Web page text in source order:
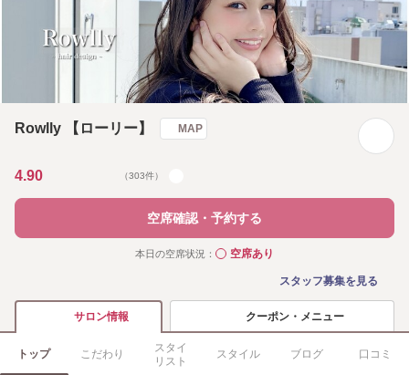
Rowlly 【ローリー】 MAP
4.90 （303件）
空席確認・予約する
本日の空席状況： ◯空席あり
スタッフ募集を見る
サロン情報 クーポン・メニュー
トップ こだわり
スタイ
リスト
スタイル ブログ 口コミ